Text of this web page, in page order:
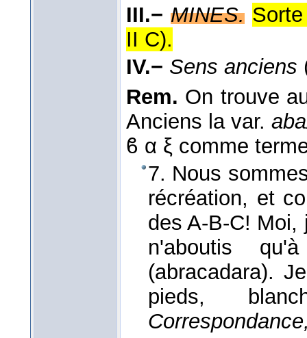
III.− MINES.
II C).
IV.− Sens anciens
Rem. On trouve
Anciens la var.
ϐ α ξ comme
7. Nous
récréation, et
des A-B-C!
n'aboutis
(abracadara).
pieds,